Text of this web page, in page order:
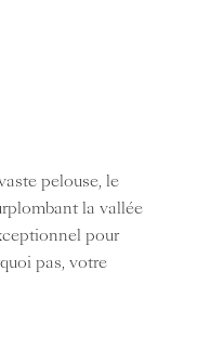
pelouse, le
la vallée
pour
pas, votre